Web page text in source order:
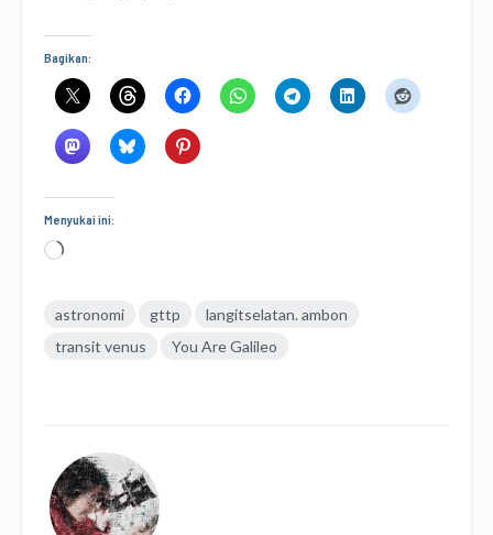
Bagikan:
Menyukai ini:
Memuat...
astronomi gttp
langitselatan. ambon
transit venus
You Are Galileo